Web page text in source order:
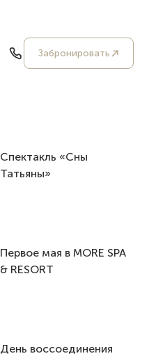
Забронировать
Спектакль «Сны
Татьяны»
Первое мая в MORE SPA
& RESORT
День воссоединения